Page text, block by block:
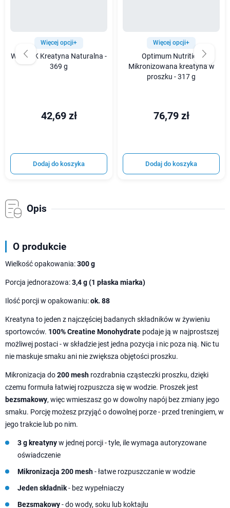
Więcej opcji+
WK DZIK Kreatyna Naturalna -
369 g
42,69 zł
Dodaj do koszyka
Więcej opcji+
Optimum Nutrition
Mikronizowana kreatyna w
proszku - 317 g
76,79 zł
Dodaj do koszyka
Opis
O produkcie
Wielkość opakowania:300 g
Porcja jednorazowa:3,4 g (1 płaska miarka)
Ilość porcji w opakowaniu:ok. 88
Kreatyna to jeden z najczęściej badanych składników w żywieniu
sportowców. 100% Creatine Monohydrate podaje ją w najprostszej
możliwej postaci - w składzie jest jedna pozycja i nic poza nią. Nic tu
nie maskuje smaku ani nie zwiększa objętości proszku.
Mikronizacja do200 mesh rozdrabnia cząsteczki proszku, dzięki
czemu formuła łatwiej rozpuszcza się w wodzie. Proszek jest
bezsmakowy, więc wmieszasz go w dowolny napój bez zmiany jego
smaku. Porcję możesz przyjąć o dowolnej porze - przed treningiem, w
jego trakcie lub po nim.
3 g kreatynyw jednej porcji - tyle, ile wymaga autoryzowane
oświadczenie
Mikronizacja 200 mesh- łatwe rozpuszczanie w wodzie
Jeden składnik- bez wypełniaczy
Bezsmakowy- do wody, soku lub koktajlu